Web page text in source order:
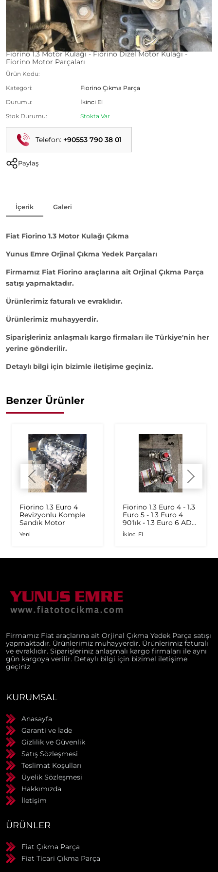
Fiorino 1.3 Motor Kulağı - Fiorino Dizel Motor Kulağı -
Fiorino Motor Parçaları
Ürün Kodu:
Kategori:
Fiorino Çıkma Parça
Durumu:
İkinci El
Stok Durumu:
Stokta Var
Telefon: +90553 790 38 01
Paylaş
İçerik Galeri
Fiat Fiorino 1.3 Motor Kulağı Çıkma
Yunus Emre Orjinal Çıkma Yedek Parçaları
Firmamız Fiat Fiorino araçlarına ait Orjinal Çıkma Parça
satışı yapmaktadır.
Ürünlerimiz faturalı ve evraklıdır.
Ürünlerimiz muhayyerdir.
Siparişleriniz anlaşmalı kargo firmaları ile Türkiye'nin her
yerine gönderilir.
Detaylı bilgi için bizimle iletişime geçiniz.
Benzer Ürünler
Fiorino 1.3 Euro 4
Revizyonlu Komple
Sandık Motor
Yeni
Fiorino 1.3 Euro 4 - 1.3
Euro 5 - 1.3 Euro 4
90'lık - 1.3 Euro 6 AD
Plus 1.6 Multijet - 1.9
JTD Orijinal Turbo
İkinci El
Firmamız Fiat araçlarına ait Orjinal Çıkma Yedek Parça satışı
yapmaktadır. Ürünlerimiz muhayyerdir. Ürünlerimiz faturalı
ve evraklıdır. Siparişleriniz anlaşmalı kargo firmaları ile aynı
gün kargoya verilir. Detaylı bilgi için bizimel iletişime
geçiniz
KURUMSAL
Anasayfa
Garanti ve İade
Gizlilik ve Güvenlik
Satış Sözleşmesi
Teslimat Koşulları
Üyelik Sözleşmesi
Hakkımızda
İletişim
ÜRÜNLER
Fiat Çıkma Parça
Fiat Ticari Çıkma Parça